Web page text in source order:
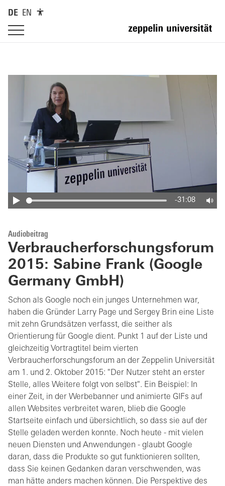
DE EN
-31:08
Audiobeitrag
Verbraucherforschungsforum
2015: Sabine Frank (Google
Germany GmbH)
Schon als Google noch ein junges Unternehmen war,
haben die Gründer Larry Page und Sergey Brin eine Liste
mit zehn Grundsätzen verfasst, die seither als
Orientierung für Google dient. Punkt 1 auf der Liste und
gleichzeitig Vortragtitel beim vierten
Verbraucherforschungsforum an der Zeppelin Universität
am 1. und 2. Oktober 2015: "Der Nutzer steht an erster
Stelle, alles Weitere folgt von selbst". Ein Beispiel: In
einer Zeit, in der Werbebanner und animierte GIFs auf
allen Websites verbreitet waren, blieb die Google
Startseite einfach und übersichtlich, so dass sie auf der
Stelle geladen werden konnte. Noch heute - mit vielen
neuen Diensten und Anwendungen - glaubt Google
daran, dass die Produkte so gut funktionieren sollten,
dass Sie keinen Gedanken daran verschwenden, was
man hätte anders machen können. Die Perspektive des